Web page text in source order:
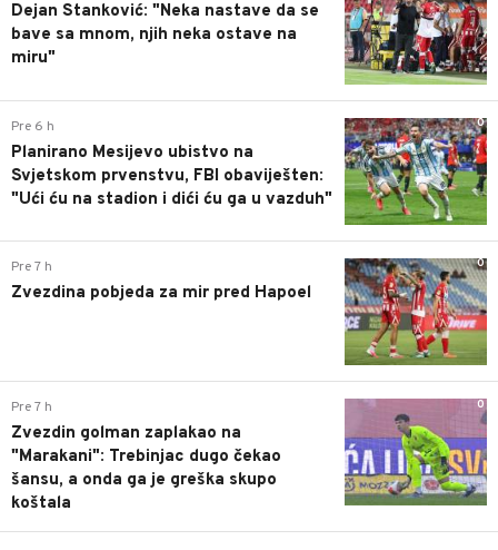
Dejan Stanković: "Neka nastave da se
bave sa mnom, njih neka ostave na
miru"
0
Pre 6 h
Planirano Mesijevo ubistvo na
Svjetskom prvenstvu, FBI obaviješten:
"Ući ću na stadion i dići ću ga u vazduh"
0
Pre 7 h
Zvezdina pobjeda za mir pred Hapoel
0
Pre 7 h
Zvezdin golman zaplakao na
"Marakani": Trebinjac dugo čekao
šansu, a onda ga je greška skupo
koštala